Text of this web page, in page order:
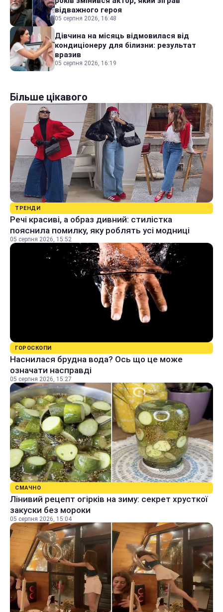
відважного героя
05 серпня 2026, 16:48
Дівчина на місяць відмовилася від
кондиціонеру для білизни: результат
вразив
05 серпня 2026, 16:19
Більше цікавого
ТРЕНДИ
Речі красиві, а образ дивний: стилістка
пояснила помилку, яку роблять усі модниці
05 серпня 2026, 15:52
ГОРОСКОПИ
Наснилася брудна вода? Ось що це може
означати насправді
05 серпня 2026, 15:27
СМАЧНО
Лінивий рецепт огірків на зиму: секрет хрусткої
закуски без мороки
05 серпня 2026, 15:04